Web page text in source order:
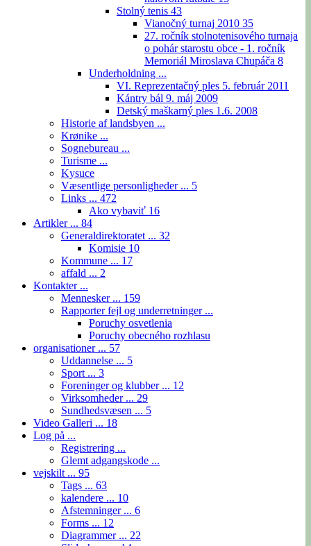
Stolný tenis 43
Vianočný turnaj 2010 35
27. ročník stolnotenisového turnaja
o pohár starostu obce - 1. ročník
Memoriál Miroslava Chupáča 8
Underholdning ...
VI. Reprezentačný ples 5. február 2011
Kántry bál 9. máj 2009
Detský maškarný ples 1.6. 2008
Historie af landsbyen ...
Krønike ...
Sognebureau ...
Turisme ...
Kysuce
Væsentlige personligheder ... 5
Links ... 472
Ako vybaviť 16
Artikler ... 84
Generaldirektoratet ... 32
Komisie 10
Kommune ... 17
affald ... 2
Kontakter ...
Mennesker ... 159
Rapporter fejl og underretninger ...
Poruchy osvetlenia
Poruchy obecného rozhlasu
organisationer ... 57
Uddannelse ... 5
Sport ... 3
Foreninger og klubber ... 12
Virksomheder ... 29
Sundhedsvæsen ... 5
Video Galleri ... 18
Log på ...
Registrering ...
Glemt adgangskode ...
vejskilt ... 95
Tags ... 63
kalendere ... 10
Afstemninger ... 6
Forms ... 12
Diagrammer ... 22